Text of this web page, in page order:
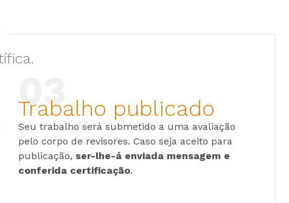
Trabalho publicado
Seu trabalho será submetido a uma avaliação
pelo corpo de revisores. Caso seja aceito para
publicação, ser-lhe-á enviada mensagem e
conferida certificação.